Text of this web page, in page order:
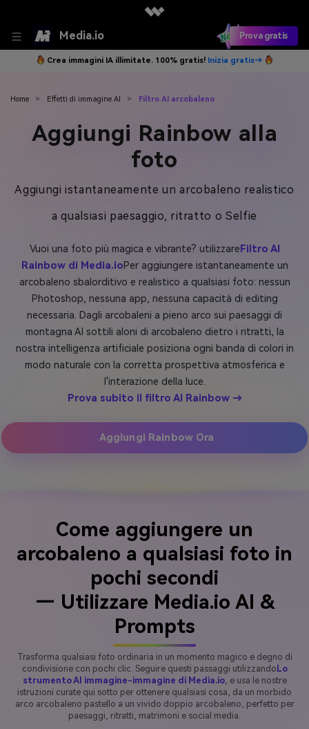
Media.io Prova gratis
Crea immagini IA illimitate. 100% gratis! Inizia gratis→
Home > Effetti di immagine AI > Filtro AI arcobaleno
Aggiungi Rainbow alla
foto
Aggiungi istantaneamente un arcobaleno realistico
a qualsiasi paesaggio, ritratto o Selfie
Vuoi una foto più magica e vibrante? utilizzare Filtro AI
Rainbow di Media.ioPer aggiungere istantaneamente un
arcobaleno sbalorditivo e realistico a qualsiasi foto: nessun
Photoshop, nessuna app, nessuna capacità di editing
necessaria. Dagli arcobaleni a pieno arco sui paesaggi di
montagna AI sottili aloni di arcobaleno dietro i ritratti, la
nostra intelligenza artificiale posiziona ogni banda di colori in
modo naturale con la corretta prospettiva atmosferica e
l'interazione della luce.
Prova subito il filtro AI Rainbow →
Aggiungi Rainbow Ora
Come aggiungere un
arcobaleno a qualsiasi foto in
pochi secondi
— Utilizzare Media.io AI &
Prompts
Trasforma qualsiasi foto ordinaria in un momento magico e degno di
condivisione con pochi clic. Seguire questi passaggi utilizzando Lo
strumento AI immagine-immagine di Media.io, e usa le nostre
istruzioni curate qui sotto per ottenere qualsiasi cosa, da un morbido
arco arcobaleno pastello a un vivido doppio arcobaleno, perfetto per
paesaggi, ritratti, matrimoni e social media.